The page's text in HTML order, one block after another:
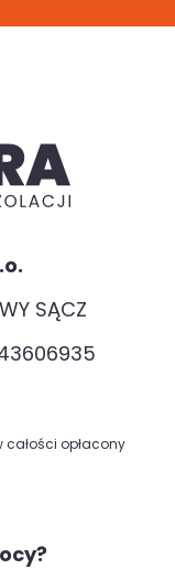
SĄCZ
całości opłacony